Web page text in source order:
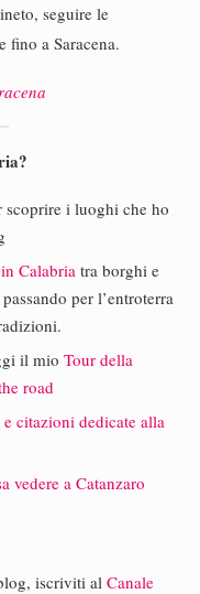
seguire le
fino a Saracena.
scoprire i luoghi che ho
Calabria tra borghi e
per l’entroterra
il mio Tour della
road
citazioni dedicate alla
vedere a Catanzaro
iscriviti al Canale